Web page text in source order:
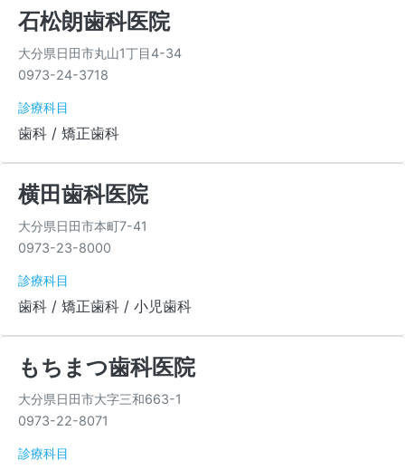
石松朗歯科医院
大分県日田市丸山1丁目4-34
0973-24-3718
診療科目
歯科 / 矯正歯科
横田歯科医院
大分県日田市本町7-41
0973-23-8000
診療科目
歯科 / 矯正歯科 / 小児歯科
もちまつ歯科医院
大分県日田市大字三和663-1
0973-22-8071
診療科目